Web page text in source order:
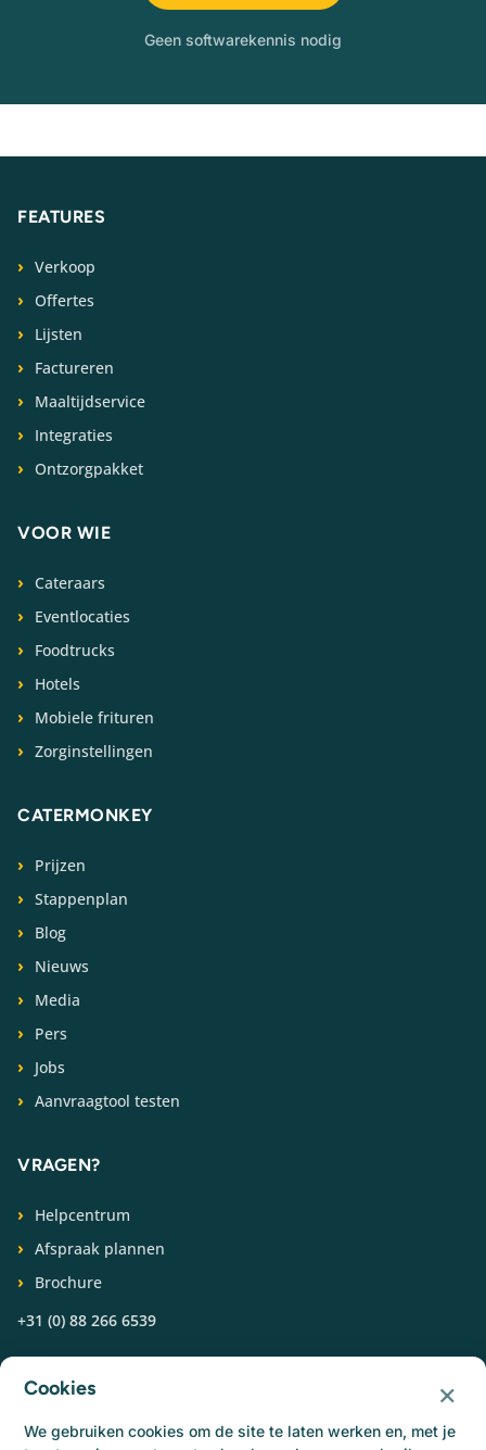
Geen softwarekennis nodig
FEATURES
Verkoop
Offertes
Lijsten
Factureren
Maaltijdservice
Integraties
Ontzorgpakket
VOOR WIE
Cateraars
Eventlocaties
Foodtrucks
Hotels
Mobiele frituren
Zorginstellingen
CATERMONKEY
Prijzen
Stappenplan
Blog
Nieuws
Media
Pers
Jobs
Aanvraagtool testen
VRAGEN?
Helpcentrum
Afspraak plannen
Brochure
+31 (0) 88 266 6539
Cookies ×
We gebruiken cookies om de site te laten werken en, met je